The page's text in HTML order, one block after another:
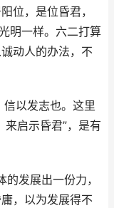
位，是位昏君，
明一样。六二打算
动人的办法，不
信以发志也。这里
启示昏君”，是有
发展出一份力，
，以为发展得不